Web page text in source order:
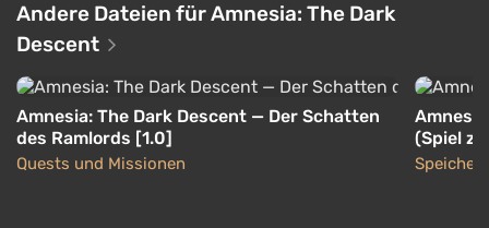
Andere Dateien für Amnesia: The Dark
Descent
Amnesia: The Dark Descent — Der Schatten
des Ramlords [1.0]
Quests und Missionen
(Spiel